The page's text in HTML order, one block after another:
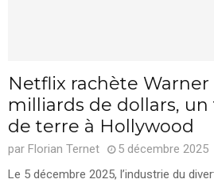
Netflix rachète Warner
milliards de dollars,
de terre à Hollywood
par Florian Ternet
5 décembre 2025
Le 5 décembre 2025, l’industrie du